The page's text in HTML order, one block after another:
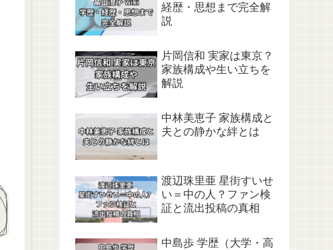
経歴・思想まで完全解
説
片岡信和 実家は東京？
家族構成や生い立ちを
解説
中林美恵子 家族構成と
夫との静かな絆とは
渡辺珠里亜 星街すいせ
い＝中の人？ファン検
証と流出投稿の真相
中島歩 学歴（大学・高